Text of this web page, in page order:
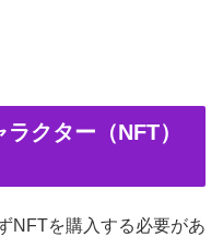
クター（NFT）
NFTを購入する必要があ